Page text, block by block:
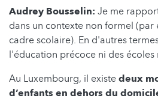
Audrey Bousselin: Je me
dans un contexte non formel (par
cadre scolaire). En d'autres
l'éducation précoce ni des écoles
Au Luxembourg, il existedeux
d’enfants en dehors du